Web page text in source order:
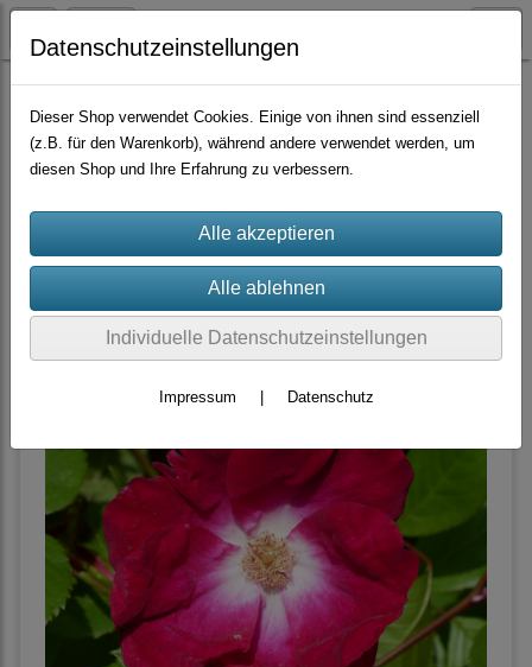
Container-Rosen Wildrosen-Hybride
Sortierung wählen
Produkte je Seite
Datenschutzeinstellungen
Dieser Shop verwendet Cookies. Einige von ihnen sind essenziell
(z.B. für den Warenkorb), während andere verwendet werden, um
diesen Shop und Ihre Erfahrung zu verbessern.
Individuelle Datenschutzeinstellungen
Impressum Datenschutz